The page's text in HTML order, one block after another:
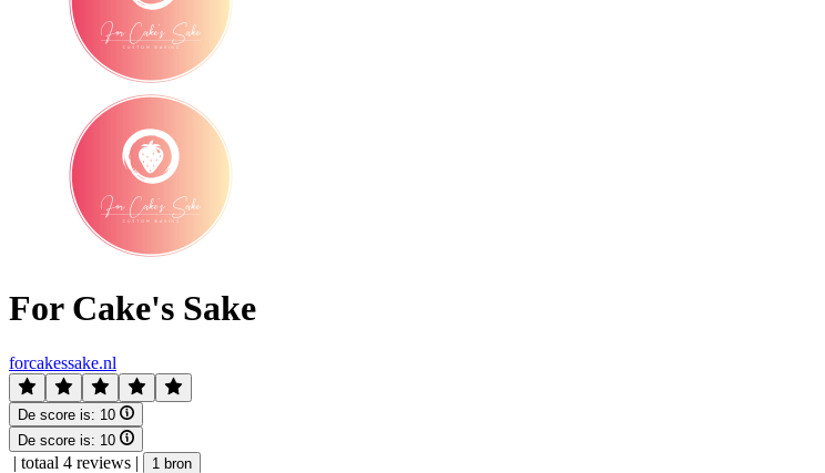
For Cake's Sake
forcakessake.nl
De score is: 10
De score is: 10
| totaal 4 reviews | 1 bron